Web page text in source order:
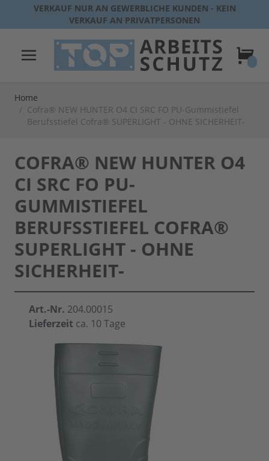
Direkt zum Inhalt
VERKAUF NUR AN GEWERBLICHE KUNDEN - KEIN
VERKAUF AN PRIVATPERSONEN
Home
/ Cofra® NEW HUNTER O4 CI SRC FO PU-Gummistiefel
Berufsstiefel Cofra® SUPERLIGHT - OHNE SICHERHEIT-
COFRA® NEW HUNTER O4
CI SRC FO PU-
GUMMISTIEFEL
BERUFSSTIEFEL COFRA®
SUPERLIGHT - OHNE
SICHERHEIT-
Art.-Nr. 204.00015
Lieferzeit ca. 10 Tage